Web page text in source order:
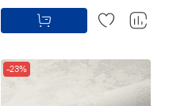
-23%